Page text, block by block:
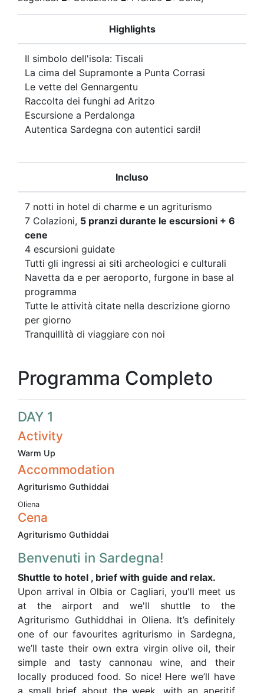
Highlights
Il simbolo dell'isola: Tiscali
La cima del Supramonte a Punta Corrasi
Le vette del Gennargentu
Raccolta dei funghi ad Aritzo
Escursione a Perdalonga
Autentica Sardegna con autentici sardi!
Incluso
7 notti in hotel di charme e un agriturismo
7 Colazioni, 5 pranzi durante le escursioni + 6
cene
4 escursioni guidate
Tutti gli ingressi ai siti archeologici e culturali
Navetta da e per aeroporto, furgone in base al
programma
Tutte le attività citate nella descrizione giorno
per giorno
Tranquillità di viaggiare con noi
Programma Completo
DAY 1
Activity
Warm Up
Accommodation
Agriturismo Guthiddai
Oliena
Cena
Agriturismo Guthiddai
Benvenuti in Sardegna!
Shuttle to hotel , brief with guide and relax.
Upon arrival in Olbia or Cagliari, you'll meet us
at the airport and we'll shuttle to the
Agriturismo Guthiddhai in Oliena. It’s definitely
one of our favourites agriturismo in Sardegna,
we’ll taste their own extra virgin olive oil, their
simple and tasty cannonau wine, and their
locally produced food. So nice! Here we’ll have